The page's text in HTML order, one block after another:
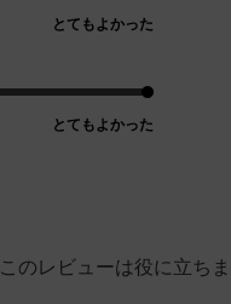
とてもよかった
とてもよかった
このレビューは役に立ち